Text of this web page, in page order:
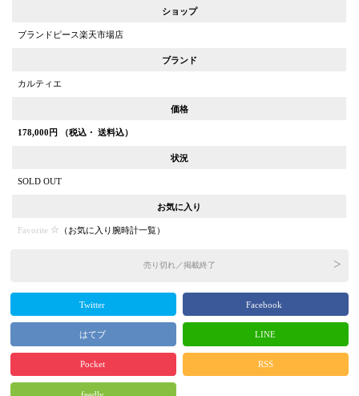
ショップ
ブランドピース楽天市場店
ブランド
カルティエ
価格
178,000 円 （税込・ 送料込）
状況
SOLD OUT
お気に入り
Favorite （お気に入り腕時計一覧）
売り切れ／掲載終了
Twitter Facebook
はてブ LINE
Pocket RSS
feedly